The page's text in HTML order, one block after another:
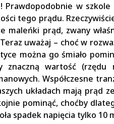
Prawdopodobnie w
tego prądu.
maleńki prąd, zwany
uważaj – choć w
można go śmiało
znaczną wartość
Współczesne
układach mają prąd
pominąć, choćby
spadek napięcia tylko 10